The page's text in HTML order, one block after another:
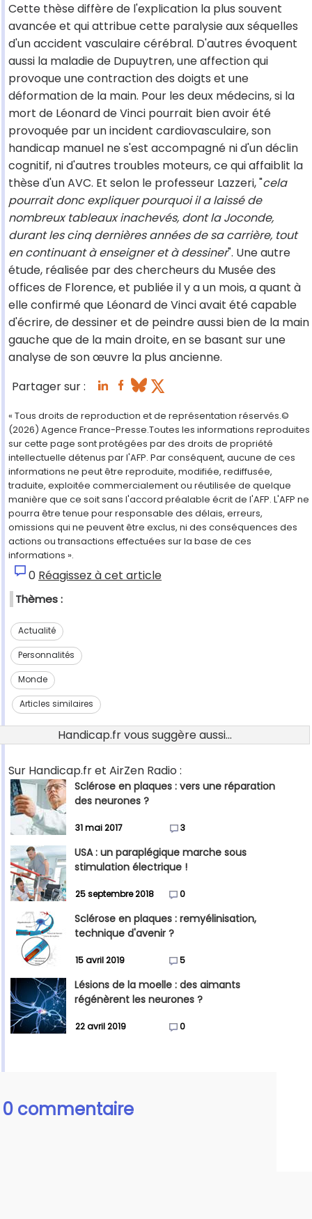
Cette thèse diffère de l'explication la plus souvent
avancée et qui attribue cette paralysie aux séquelles
d'un accident vasculaire cérébral. D'autres évoquent
aussi la maladie de Dupuytren, une affection qui
provoque une contraction des doigts et une
déformation de la main. Pour les deux médecins, si la
mort de Léonard de Vinci pourrait bien avoir été
provoquée par un incident cardiovasculaire, son
handicap manuel ne s'est accompagné ni d'un déclin
cognitif, ni d'autres troubles moteurs, ce qui affaiblit la
thèse d'un AVC. Et selon le professeur Lazzeri, "cela
pourrait donc expliquer pourquoi il a laissé de
nombreux tableaux inachevés, dont la Joconde,
durant les cinq dernières années de sa carrière, tout
en continuant à enseigner et à dessiner". Une autre
étude, réalisée par des chercheurs du Musée des
offices de Florence, et publiée il y a un mois, a quant à
elle confirmé que Léonard de Vinci avait été capable
d'écrire, de dessiner et de peindre aussi bien de la main
gauche que de la main droite, en se basant sur une
analyse de son œuvre la plus ancienne.
Partager sur :
« Tous droits de reproduction et de représentation réservés.©
(2026) Agence France-Presse.Toutes les informations reproduites
sur cette page sont protégées par des droits de propriété
intellectuelle détenus par l'AFP. Par conséquent, aucune de ces
informations ne peut être reproduite, modifiée, rediffusée,
traduite, exploitée commercialement ou réutilisée de quelque
manière que ce soit sans l'accord préalable écrit de l'AFP. L'AFP ne
pourra être tenue pour responsable des délais, erreurs,
omissions qui ne peuvent être exclus, ni des conséquences des
actions ou transactions effectuées sur la base de ces
informations ».
0 Réagissez à cet article
Thèmes :
Actualité
Personnalités
Monde
Articles similaires
Handicap.fr vous suggère aussi...
Sur Handicap.fr et AirZen Radio :
Sclérose en plaques : vers une réparation
des neurones ?
31 mai 2017 3
USA : un paraplégique marche sous
stimulation électrique !
25 septembre 2018 0
Sclérose en plaques : remyélinisation,
technique d'avenir ?
15 avril 2019 5
Lésions de la moelle : des aimants
régénèrent les neurones ?
22 avril 2019 0
0 commentaire